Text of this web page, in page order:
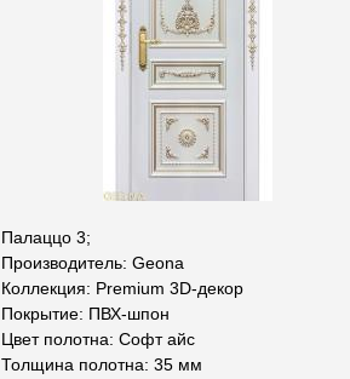
Палаццо 3;
Производитель: Geona
Коллекция: Premium 3D-декор
Покрытие: ПВХ-шпон
Цвет полотна: Софт айс
Толщина полотна: 35 мм